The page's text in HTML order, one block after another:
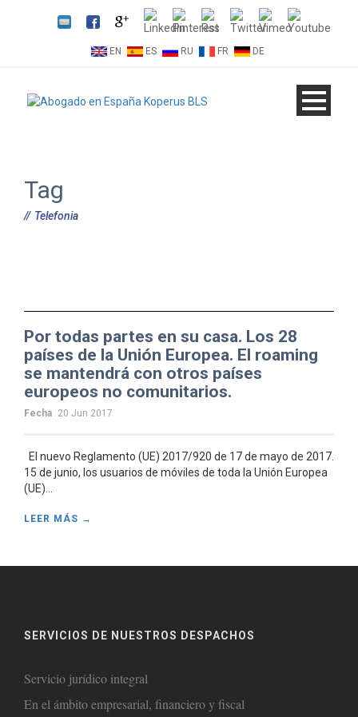
EN ES RU FR DE
Tag
Telefonia
Por todas partes en su casa. Los 28
países de la Unión Europea. El roaming
se mantendrá con otros países
europeos no comunitarios.
Fecha 20 Jun 2017
El nuevo Reglamento (UE) 2017/920 de 17 de mayo de 2017.
15 de junio, los usuarios de móviles de toda la Unión Europea
(UE)...
LEER MÁS →
SERVICIOS DE NUESTROS DESPACHOS
Servicio jurídico integral
En el ámbito empresarial, financiero y fiscal